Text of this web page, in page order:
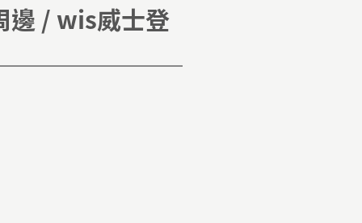
邊 / wis威士登